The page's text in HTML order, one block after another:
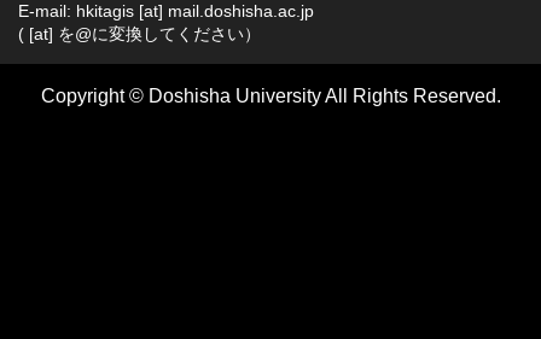
E-mail: hkitagis [at] mail.doshisha.ac.jp
( [at] を@に変換してください）
Copyright © Doshisha University All Rights Reserved.